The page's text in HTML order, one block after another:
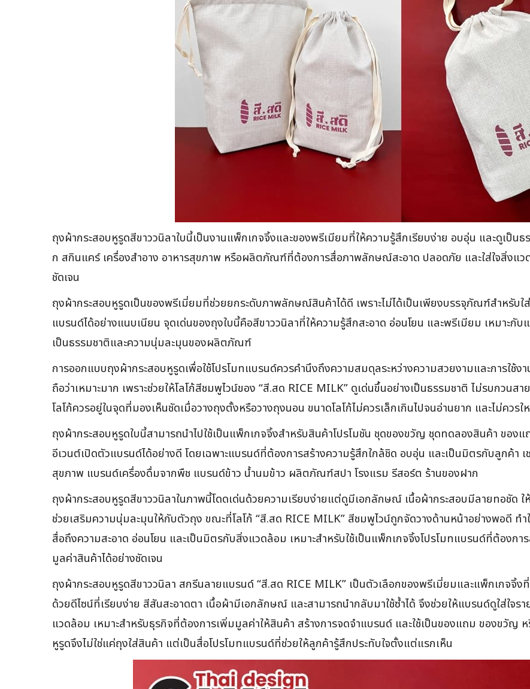
ถุงผ้ากระสอบหูรูดสีขาววนิลาใบนี้เป็นงานแพ็กเกจจิ้งและของพรีเมียมที่ให้ความรู้สึกเรียบง่าย อบอุ่น และดูเป็น
ก สกินแคร์ เครื่องสำอาง อาหารสุขภาพ หรือผลิตภัณฑ์ที่ต้องการสื่อภาพลักษณ์สะอาด ปลอดภัย และใส่ใจสิ่งแว
ชัดเจน
ถุงผ้ากระสอบหูรูดเป็นของพรีเมี่ยมที่ช่วยยกระดับภาพลักษณ์สินค้าได้ดี เพราะไม่ได้เป็นเพียงบรรจุภัณฑ์สำหรับ
แบรนด์ได้อย่างแนบเนียน จุดเด่นของถุงใบนี้คือสีขาววนิลาที่ให้ความรู้สึกสะอาด อ่อนโยน และพรีเมียม เหมาะ
เป็นธรรมชาติและความนุ่มละมุนของผลิตภัณฑ์
การออกแบบถุงผ้ากระสอบหูรูดเพื่อใช้โปรโมทแบรนด์ควรคำนึงถึงความสมดุลระหว่างความสวยงามและการใช้ง
ถือว่าเหมาะมาก เพราะช่วยให้โลโก้สีชมพูไวน์ของ “สี.สด RICE MILK” ดูเด่นขึ้นอย่างเป็นธรรมชาติ ไม่รบกวน
โลโก้ควรอยู่ในจุดที่มองเห็นชัดเมื่อวางถุงตั้งหรือวางถุงนอน ขนาดโลโก้ไม่ควรเล็กเกินไปจนอ่านยาก และไม่คว
ถุงผ้ากระสอบหูรูดใบนี้สามารถนำไปใช้เป็นแพ็กเกจจิ้งสำหรับสินค้าโปรโมชัน ชุดของขวัญ ชุดทดลองสินค้า ข
อีเวนต์เปิดตัวแบรนด์ได้อย่างดี โดยเฉพาะแบรนด์ที่ต้องการสร้างความรู้สึกใกล้ชิด อบอุ่น และเป็นมิตรกับลูกค้า
สุขภาพ แบรนด์เครื่องดื่มจากพืช แบรนด์ข้าว น้ำนมข้าว ผลิตภัณฑ์สปา โรงแรม รีสอร์ต ร้านของฝาก
ถุงผ้ากระสอบหูรูดสีขาววนิลาในภาพนี้โดดเด่นด้วยความเรียบง่ายแต่ดูมีเอกลักษณ์ เนื้อผ้ากระสอบมีลายทอชัด
ช่วยเสริมความนุ่มละมุนให้กับตัวถุง ขณะที่โลโก้ “สี.สด RICE MILK” สีชมพูไวน์ถูกจัดวางด้านหน้าอย่างพอดี ท
สื่อถึงความสะอาด อ่อนโยน และเป็นมิตรกับสิ่งแวดล้อม เหมาะสำหรับใช้เป็นแพ็กเกจจิ้งโปรโมทแบรนด์ที่ต้องกา
มูลค่าสินค้าได้อย่างชัดเจน
ถุงผ้ากระสอบหูรูดสีขาววนิลา สกรีนลายแบรนด์ “สี.สด RICE MILK” เป็นตัวเลือกของพรีเมี่ยมและแพ็กเกจจิ้
ด้วยดีไซน์ที่เรียบง่าย สีสันสะอาดตา เนื้อผ้ามีเอกลักษณ์ และสามารถนำกลับมาใช้ซ้ำได้ จึงช่วยให้แบรนด์ดูใส่ใจ
แวดล้อม เหมาะสำหรับธุรกิจที่ต้องการเพิ่มมูลค่าให้สินค้า สร้างการจดจำแบรนด์ และใช้เป็นของแถม ของขวั
หูรูดจึงไม่ใช่แค่ถุงใส่สินค้า แต่เป็นสื่อโปรโมทแบรนด์ที่ช่วยให้ลูกค้ารู้สึกประทับใจตั้งแต่แรกเห็น